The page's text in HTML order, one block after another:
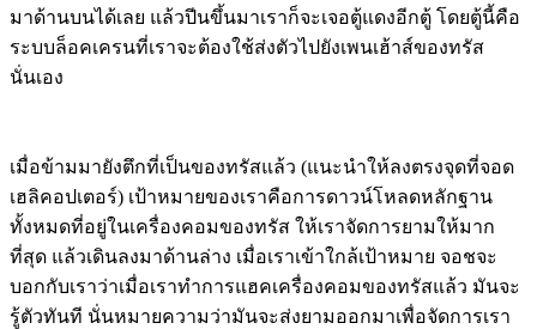
มาด้านบนได้เลย แล้วปีนขึ้นมาเราก็จะเจอตู้แดงอีกตู้ โดยตู้นี้คือ
ระบบล็อคเครนที่เราจะต้องใช้ส่งตัวไปยังเพนเฮ้าส์ของทรัส
นั่นเอง
เมื่อข้ามมายังตึกที่เป็นของทรัสแล้ว (แนะนำให้ลงตรงจุดที่จอด
เฮลิคอปเตอร์) เป้าหมายของเราคือการดาวน์โหลดหลักฐาน
ทั้งหมดที่อยู่ในเครื่องคอมของทรัส ให้เราจัดการยามให้มาก
ที่สุด แล้วเดินลงมาด้านล่าง เมื่อเราเข้าใกล้เป้าหมาย จอชจะ
บอกกับเราว่าเมื่อเราทำการแฮคเครื่องคอมของทรัสแล้ว มันจะ
รู้ตัวทันที นั่นหมายความว่ามันจะส่งยามออกมาเพื่อจัดการเรา